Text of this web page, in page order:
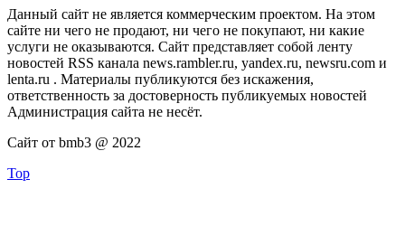
Данный сайт не является коммерческим проектом. На этом
сайте ни чего не продают, ни чего не покупают, ни какие
услуги не оказываются. Сайт представляет собой ленту
новостей RSS канала news.rambler.ru, yandex.ru, newsru.com и
lenta.ru . Материалы публикуются без искажения,
ответственность за достоверность публикуемых новостей
Администрация сайта не несёт.
Сайт от bmb3 @ 2022
Top